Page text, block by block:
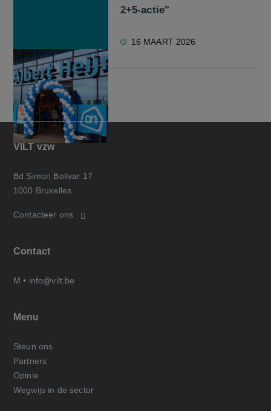
2+5-actie"
16 MAART 2026
VILT vzw
Bd Simon Bolivar 17
1000 Bruxelles
Contacteer ons
Contact
M • info@vilt.be
Menu
Steun ons
Partners
Opinie
Wegwijs in de sector